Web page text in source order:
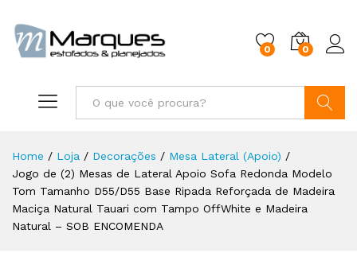
0 0
Home / Loja / Decorações / Mesa Lateral (Apoio) /
Jogo de (2) Mesas de Lateral Apoio Sofa Redonda Modelo
Tom Tamanho D55/D55 Base Ripada Reforçada de Madeira
Maciça Natural Tauari com Tampo OffWhite e Madeira
Natural – SOB ENCOMENDA